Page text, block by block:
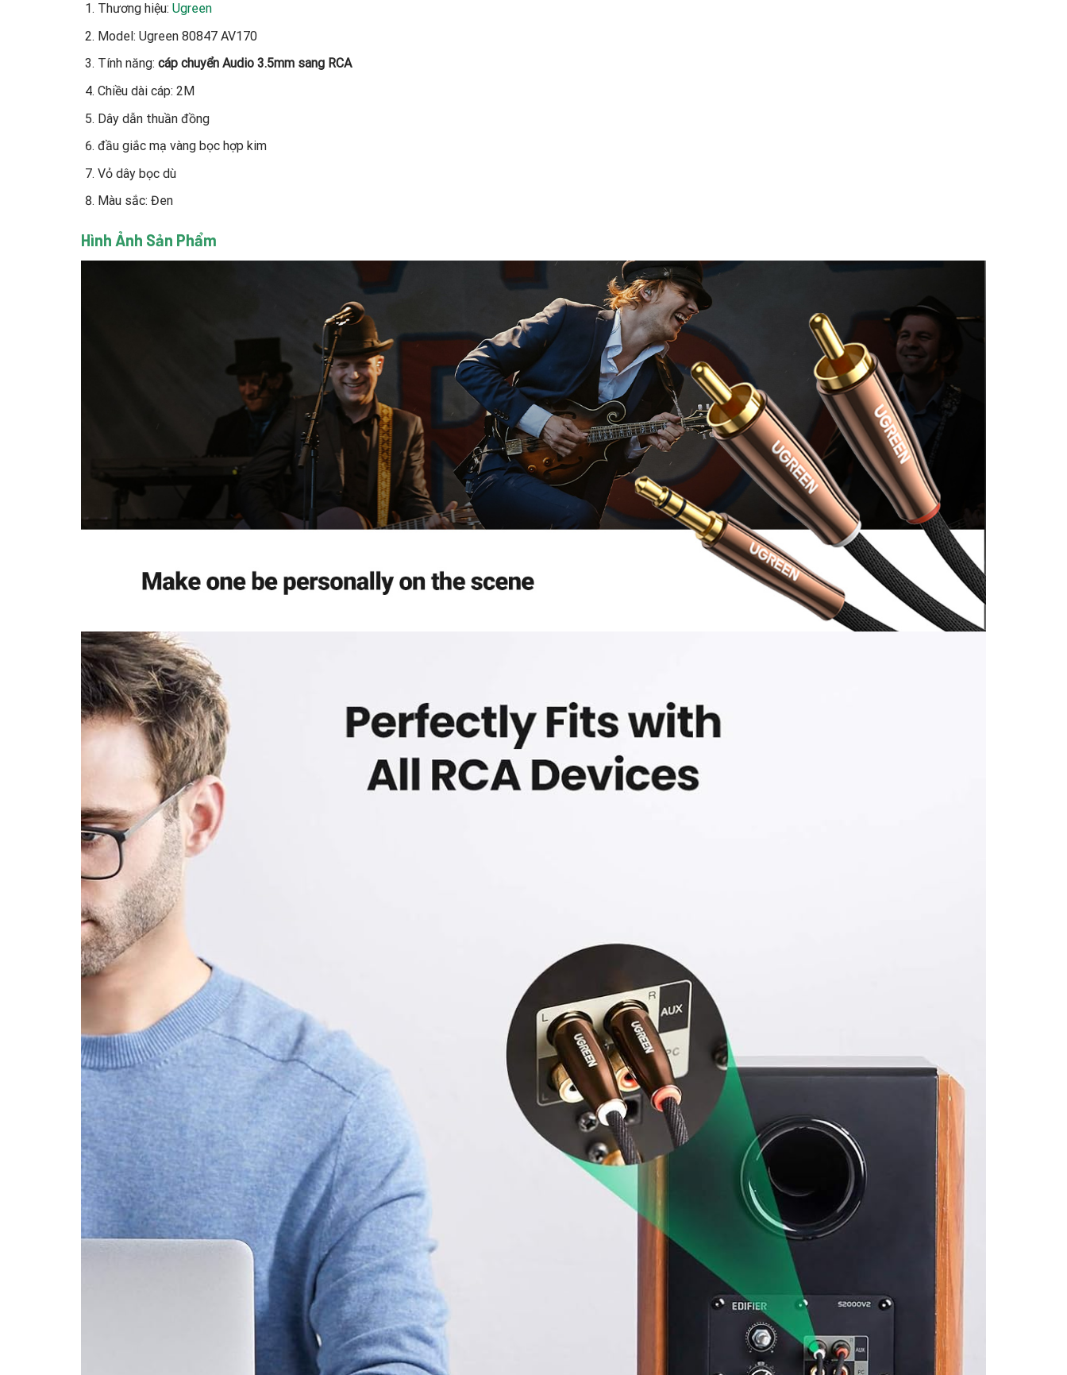
Thương hiệu: Ugreen
Model: Ugreen 80847 AV170
Tính năng: cáp chuyển Audio 3.5mm sang RCA
Chiều dài cáp: 2M
Dây dẫn thuần đồng
đầu giắc mạ vàng bọc hợp kim
Vỏ dây bọc dù
Màu sắc: Đen
Hình Ảnh Sản Phẩm